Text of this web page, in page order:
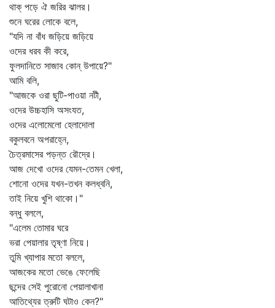
থাক্‌ পড়ে ঐ জরির ঝালর।
শুনে ঘরের লোকে বলে,
"যদি না বাঁধ জড়িয়ে জড়িয়ে
ওদের ধরব কী করে,
ফুলদানিতে সাজাব কোন্‌ উপায়ে?"
আমি বলি,
"আজকে ওরা ছুটি-পাওয়া নটী,
ওদের উচ্চহাসি অসংযত,
ওদের এলোমেলো হেলাদোলা
বকুলবনে অপরাহ্নে,
চৈত্রমাসের পড়ন্ত রৌদ্রে।
আজ দেখো ওদের যেমন-তেমন খেলা,
শোনো ওদের যখন-তখন কলধ্বনি,
তাই নিয়ে খুশি থাকো।"
বন্ধু বললে,
"এলেম তোমার ঘরে
ভরা পেয়ালার তৃষ্ণা নিয়ে।
তুমি খ্যাপার মতো বললে,
আজকের মতো ভেঙে ফেলেছি
ছন্দের সেই পুরোনো পেয়ালাখানা
আতিথ্যের ত্রুটি ঘটাও কেন?"